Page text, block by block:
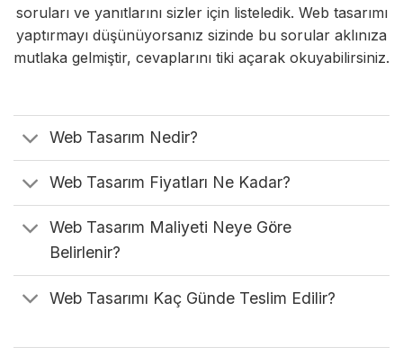
soruları ve yanıtlarını sizler için listeledik. Web tasarımı
yaptırmayı düşünüyorsanız sizinde bu sorular aklınıza
mutlaka gelmiştir, cevaplarını tiki açarak okuyabilirsiniz.
Web Tasarım Nedir?
Web Tasarım Fiyatları Ne Kadar?
Web Tasarım Maliyeti Neye Göre
Belirlenir?
Web Tasarımı Kaç Günde Teslim Edilir?